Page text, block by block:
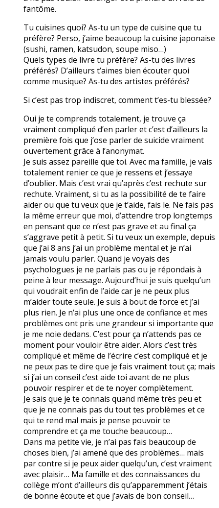
fantôme.
Tu cuisines quoi? As-tu un type de cuisine que tu
préfère? Perso, j’aime beaucoup la cuisine japonaise
(sushi, ramen, katsudon, soupe miso…)
Quels types de livre tu préfère? As-tu des livres
préférés? D’ailleurs t’aimes bien écouter quoi
comme musique? As-tu des artistes préférés?
Si c’est pas trop indiscret, comment t’es-tu blessée?
Oui je te comprends totalement, je trouve ça
vraiment compliqué d’en parler et c’est d’ailleurs la
première fois que j’ose parler de suicide vraiment
ouvertement grâce à l’anonymat.
Je suis assez pareille que toi. Avec ma famille, je vais
totalement renier ce que je ressens et j’essaye
d’oublier. Mais c’est vrai qu’après c’est rechute sur
rechute. Vraiment, si tu as la possibilité de te faire
aider ou que tu veux que je t’aide, fais le. Ne fais pas
la même erreur que moi, d’attendre trop longtemps
en pensant que ce n’est pas grave et au final ça
s’aggrave petit à petit. Si tu veux un exemple, depuis
que j’ai 8 ans j’ai un problème mental et je n’ai
jamais voulu parler. Quand je voyais des
psychologues je ne parlais pas ou je répondais à
peine à leur message. Aujourd’hui je suis quelqu’un
qui voudrait enfin de l’aide car je ne peux plus
m’aider toute seule. Je suis à bout de force et j’ai
plus rien. Je n’ai plus une once de confiance et mes
problèmes ont pris une grandeur si importante que
je me noie dedans. C’est pour ça n’attends pas ce
moment pour vouloir être aider. Alors c’est très
compliqué et même de l’écrire c’est compliqué et je
ne peux pas te dire que je fais vraiment tout ça; mais
si j’ai un conseil c’est aide toi avant de ne plus
pouvoir respirer et de te noyer complètement.
Je sais que je te connais quand même très peu et
que je ne connais pas du tout tes problèmes et ce
qui te rend mal mais je pense pouvoir te
comprendre et ça me touche beaucoup…
Dans ma petite vie, je n’ai pas fais beaucoup de
choses bien, j’ai amené que des problèmes… mais
par contre si je peux aider quelqu’un, c’est vraiment
avec plaisir… Ma famille et des connaissances du
collège m’ont d’ailleurs dis qu’apparemment j’étais
de bonne écoute et que j’avais de bon conseil…